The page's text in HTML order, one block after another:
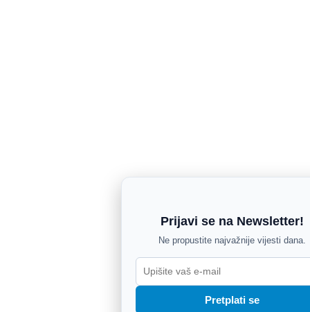
Prijavi se na Newsletter!
Ne propustite najvažnije vijesti dana.
Pretplati se